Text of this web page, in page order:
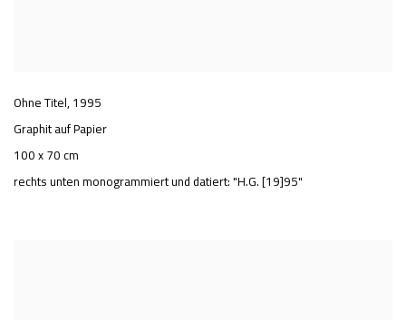
Ohne Titel,1995
Graphit auf Papier
100 x 70 cm
rechts unten monogrammiert und datiert: "H.G. [19]95"